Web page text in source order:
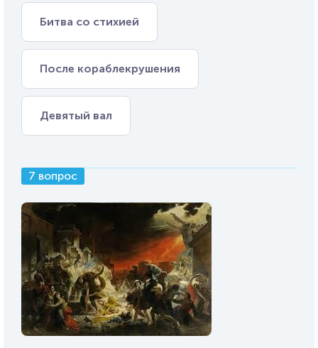
Битва со стихией
После кораблекрушения
Девятый вал
7 вопрос